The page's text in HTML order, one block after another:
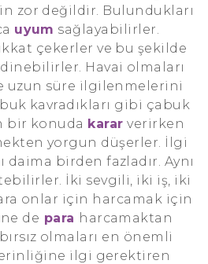
zor değildir. Bulundukları
uyum sağlayabilirler.
çekerler ve bu şekilde
Havai olmaları
uzun süre ilgilenmelerini
kavradıkları gibi çabuk
bir konuda karar verirken
yorgun düşerler. İlgi
daima birden fazladır. Aynı
İki sevgili, iki iş, iki
onlar için harcamak için
de para harcamaktan
olmaları en önemli
ilgi gerektiren